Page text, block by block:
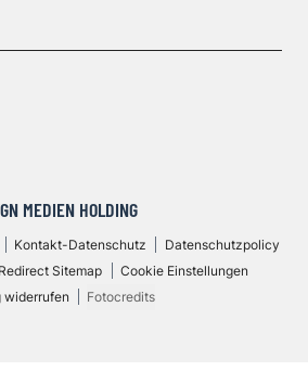
MEDIEN HOLDING
Kontakt-Datenschutz
Datenschutzpolicy
Redirect Sitemap
Cookie Einstellungen
widerrufen
Fotocredits